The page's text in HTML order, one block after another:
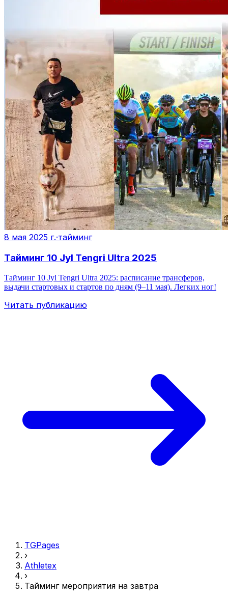
8 мая 2025 г.·тайминг
Тайминг 10 Jyl Tengri Ultra 2025
Тайминг 10 Jyl Tengri Ultra 2025: расписание трансферов,
выдачи стартовых и стартов по дням (9–11 мая). Легких ног!
Читать публикацию
TGPages
›
Athletex
›
Тайминг мероприятия на завтра